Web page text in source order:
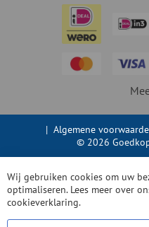
| Algemene
© 2026
Wij gebruiken cookies om uw
optimaliseren. Lees meer over
cookieverklaring.